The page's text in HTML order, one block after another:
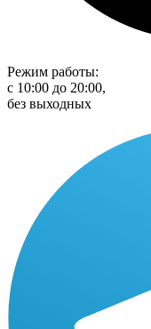
Режим работы:
с 10:00 до 20:00,
без выходных